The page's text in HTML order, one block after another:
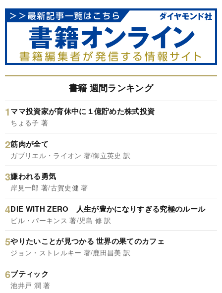
書籍 週間ランキング
ママ投資家が育休中に１億貯めた株式投資
ちょる子 著
筋肉が全て
ガブリエル・ライオン 著/御立英史 訳
嫌われる勇気
岸見一郎 著/古賀史健 著
DIE WITH ZERO 人生が豊かになりすぎる究極のルール
ビル・パーキンス 著/児島 修 訳
やりたいことが見つかる 世界の果てのカフェ
ジョン・ストレルキー 著/鹿田昌美 訳
ブティック
池井戸 潤 著